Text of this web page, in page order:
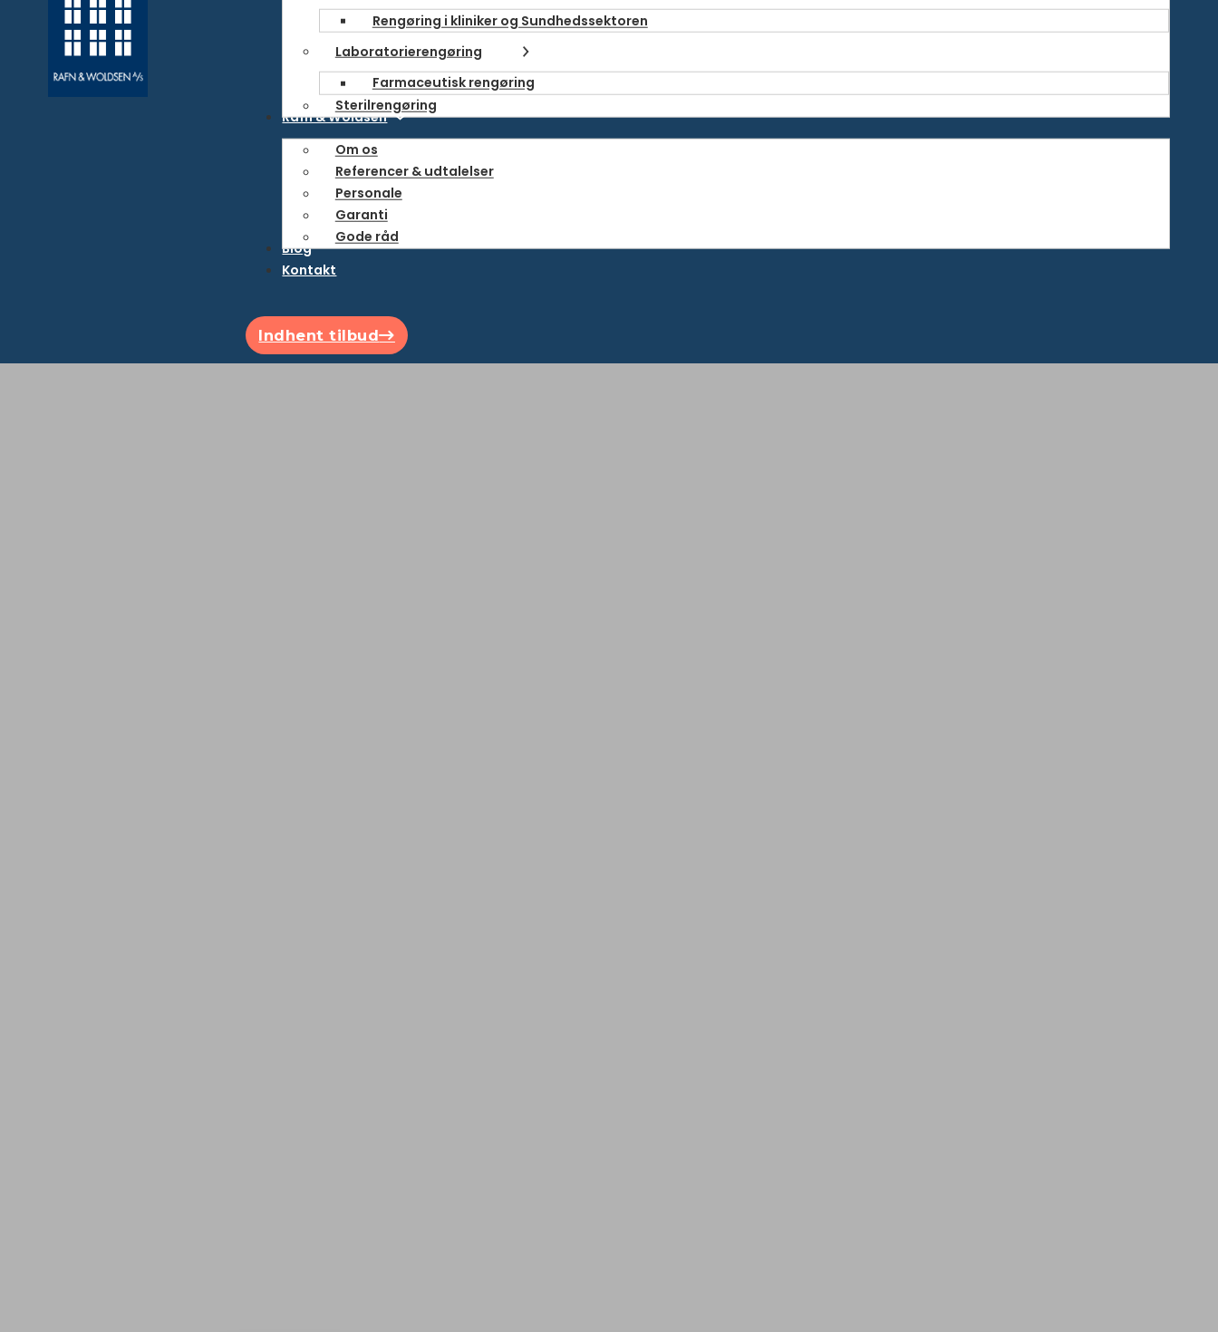
Rengøring i kliniker og Sundhedssektoren
Laboratorierengøring
Farmaceutisk rengøring
Sterilrengøring
Rafn & Woldsen
Om os
Referencer & udtalelser
Personale
Garanti
Gode råd
Blog
Kontakt
Indhent tilbud